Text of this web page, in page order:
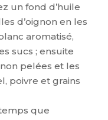
un fond d’huile
d’oignon en les
aromatisé,
sucs ; ensuite
pelées et les
poivre et grains
que